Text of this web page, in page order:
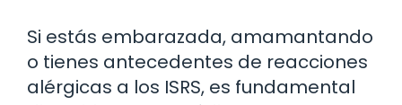
Si estás embarazada, amamantando
o tienes antecedentes de reacciones
alérgicas a los ISRS, es fundamental